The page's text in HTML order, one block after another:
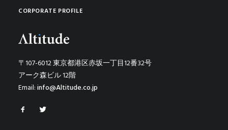
CORPORATE PROFILE
〒107-6012 東京都港区赤坂一丁目12番32号
アーク森ビル 12階
Email:info@Altitude.co.jp